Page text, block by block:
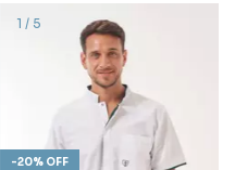
1 / 5
-20% OFF